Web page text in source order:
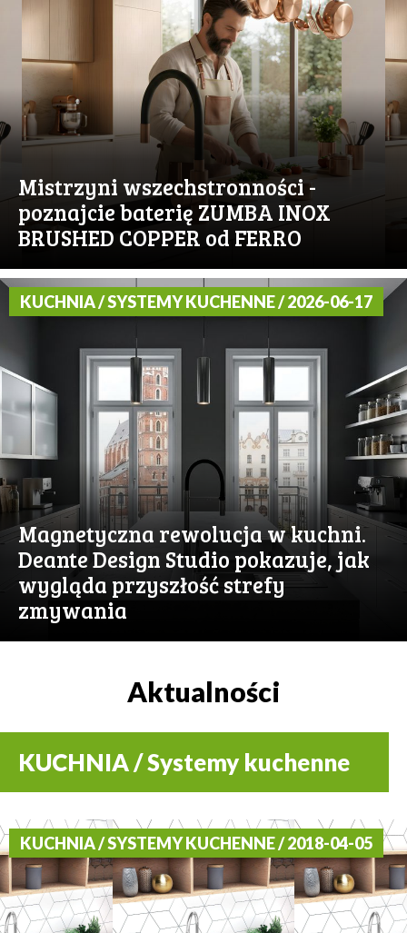
Mistrzyni wszechstronności -
poznajcie baterię ZUMBA INOX
BRUSHED COPPER od FERRO
KUCHNIA / SYSTEMY KUCHENNE / 2026-06-17
Magnetyczna rewolucja w kuchni.
Deante Design Studio pokazuje, jak
wygląda przyszłość strefy
zmywania
Aktualności
KUCHNIA / Systemy kuchenne
KUCHNIA / SYSTEMY KUCHENNE / 2018-04-05